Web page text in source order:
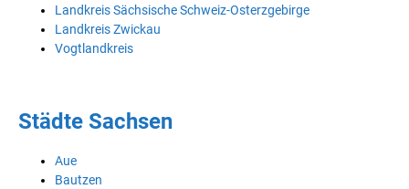
Landkreis Sächsische Schweiz-Osterzgebirge
Landkreis Zwickau
Vogtlandkreis
Städte Sachsen
Aue
Bautzen